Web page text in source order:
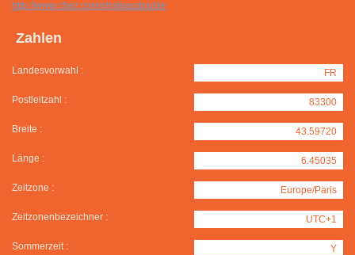
http://www.chez.com/chateaudouble
Zahlen
Landesvorwahl : FR
Postleitzahl : 83300
Breite : 43.59720
Länge : 6.45035
Zeitzone : Europe/Paris
Zeitzonenbezeichner : UTC+1
Sommerzeit : Y